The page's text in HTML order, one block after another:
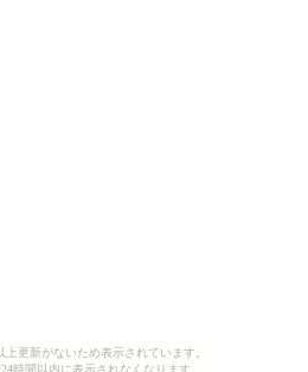
更新がないため表示されています。
時間以内に表示されなくなります。